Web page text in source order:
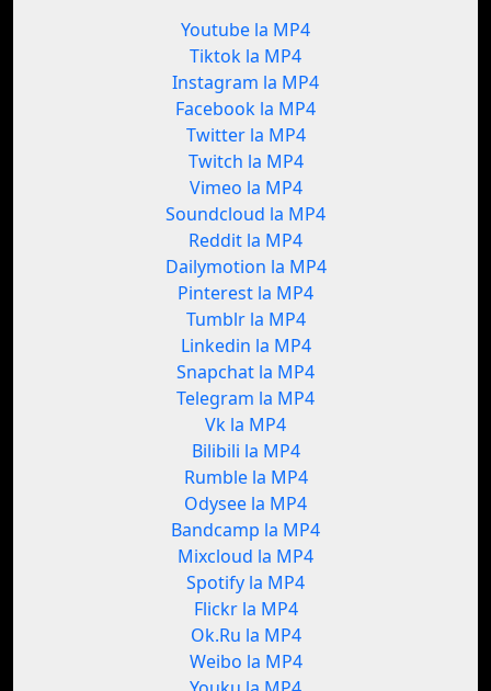
Youtube la MP4
Tiktok la MP4
Instagram la MP4
Facebook la MP4
Twitter la MP4
Twitch la MP4
Vimeo la MP4
Soundcloud la MP4
Reddit la MP4
Dailymotion la MP4
Pinterest la MP4
Tumblr la MP4
Linkedin la MP4
Snapchat la MP4
Telegram la MP4
Vk la MP4
Bilibili la MP4
Rumble la MP4
Odysee la MP4
Bandcamp la MP4
Mixcloud la MP4
Spotify la MP4
Flickr la MP4
Ok.Ru la MP4
Weibo la MP4